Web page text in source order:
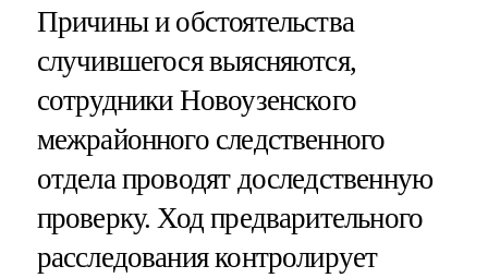
Причины и обстоятельства
случившегося выясняются,
сотрудники Новоузенского
межрайонного следственного
отдела проводят доследственную
проверку. Ход предварительного
расследования контролирует